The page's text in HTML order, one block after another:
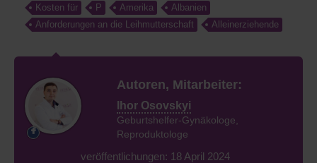
Kosten für
P Amerika
Albanien
Anforderungen an die Leihmutterschaft
Alleinerziehende
Autoren, Mitarbeiter:
Ihor Osovskyi
Geburtshelfer-Gynäkologe,
Reproduktologe
veröffentlichungen: 18 April 2024